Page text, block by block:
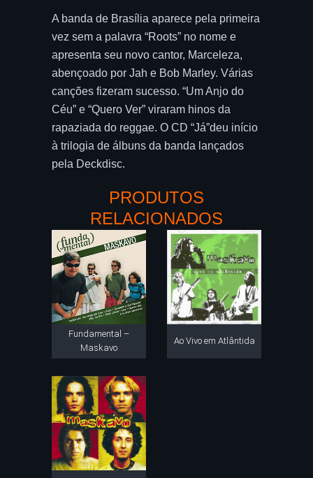
A banda de Brasília aparece pela primeira
vez sem a palavra “Roots” no nome e
apresenta seu novo cantor, Marceleza,
abençoado por Jah e Bob Marley. Várias
canções fizeram sucesso. “Um Anjo do
Céu” e “Quero Ver” viraram hinos da
rapaziada do reggae. O CD “Já”deu início
à trilogia de álbuns da banda lançados
pela Deckdisc.
PRODUTOS
RELACIONADOS
Fundamental –
Maskavo
Ao Vivo em Atlântida